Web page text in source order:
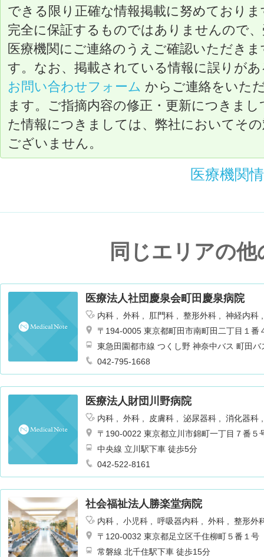
できる限り正確な情報掲載に努めており
完全に保証するものではありませんので
医療機関にご連絡のうえご確認いただき
す。なお、掲載されている情報に誤りが
お問い合わせフォーム からご連絡をいた
ます。ご指摘内容の修正・更新につきま
た情報につきましては、弊社においてそ
ございません。
医療機関
同じエリアの他
医療法人社団慶泉会町田慶泉病院
内科 外科 肛門科 整形外科
神経内科
ョン
腎臓内科・外科 麻酔科
〒194-0005 東京都町田市南町田二丁目１番
東急田園都市線 つくし野 神奈中バス 町田
042-795-1668
医療法人財団川野病院
内科 外科 皮膚科 泌尿器科
消化器科
リテーション
肛門科 神経内科
〒190-0022 東京都立川市錦町一丁目７番５
中央線 立川駅下車 徒歩5分
042-522-8161
社会福祉法人勝楽堂病院
内科 小児科 呼吸器内科 外科
整形外
ギー科
リハビリテーション 乳腺外科
〒120-0032 東京都足立区千住柳町５番１号
常磐線 北千住駅下車 徒歩15分